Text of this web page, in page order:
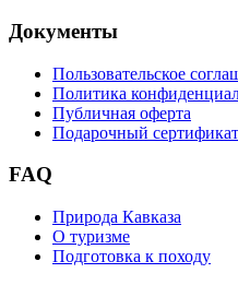
Документы
Пользовательское
Политика
Публичная оферта
Подарочный сертификат
FAQ
Природа Кавказа
О туризме
Подготовка к походу